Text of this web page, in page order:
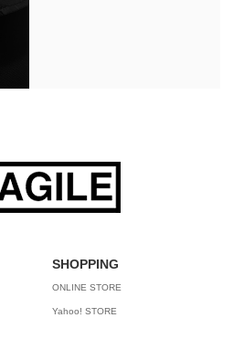
SHOPPING
ONLINE STORE
Yahoo! STORE